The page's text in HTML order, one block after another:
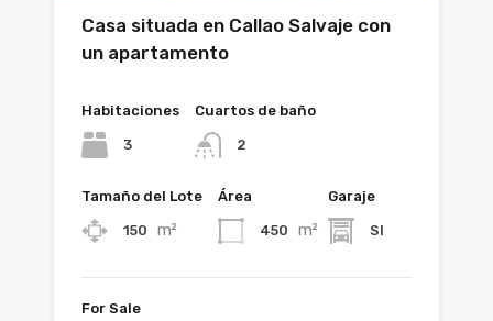
Casa situada en Callao Salvaje con
un apartamento
Habitaciones
3
Cuartos de baño
2
Tamaño del Lote
150 m²
Área
450 m²
Garaje
SI
For Sale